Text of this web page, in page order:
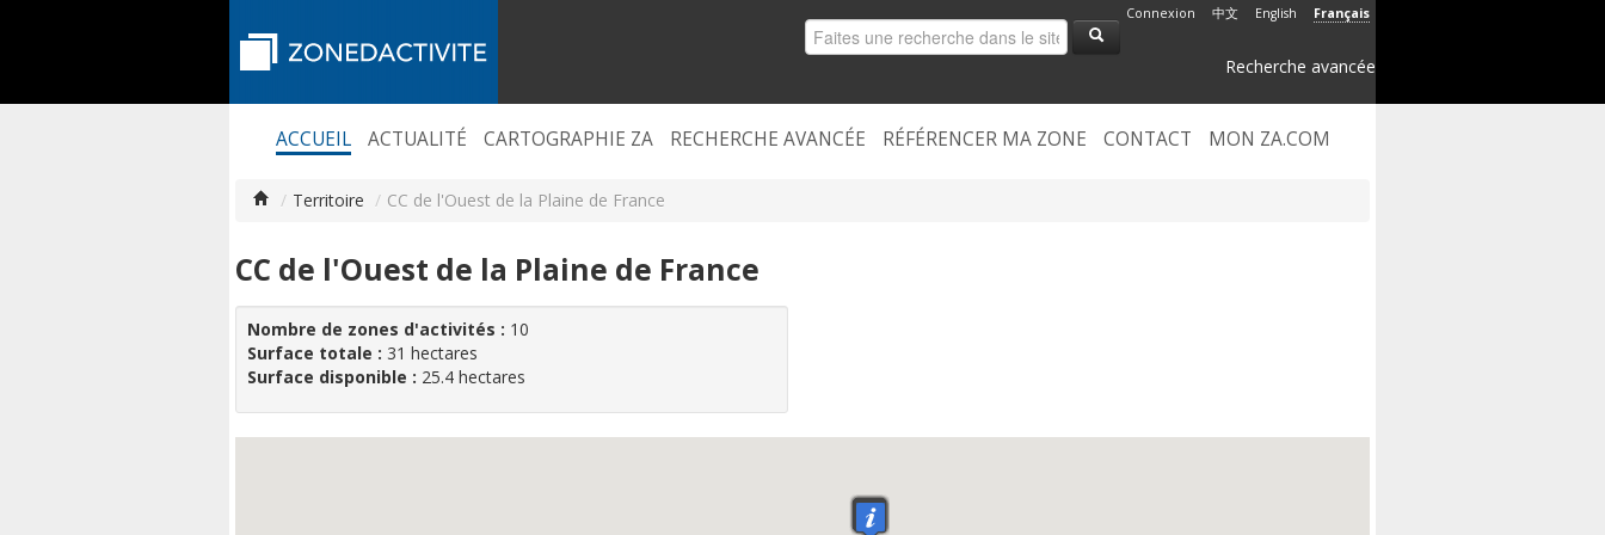
Connexion 中文 English Français
Recherche avancée
ACCUEIL ACTUALITÉ CARTOGRAPHIE ZA RECHERCHE AVANCÉE RÉFÉRENCER MA ZONE CONTACT MON ZA.COM
/ Territoire / CC de l'Ouest de la Plaine de France
CC de l'Ouest de la Plaine de France
Nombre de zones d'activités : 10
Surface totale : 31 hectares
Surface disponible : 25.4 hectares